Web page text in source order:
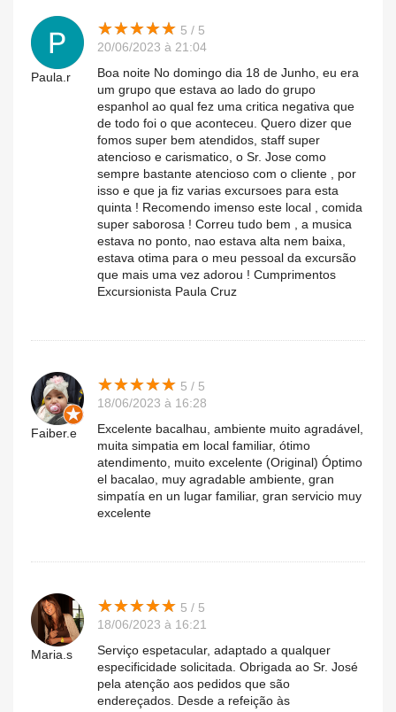
Paula.r
★★★★★
★★★★★ 5 / 5
20/06/2023 à 21:04
Boa noite No domingo dia 18 de Junho, eu era
um grupo que estava ao lado do grupo
espanhol ao qual fez uma critica negativa que
de todo foi o que aconteceu. Quero dizer que
fomos super bem atendidos, staff super
atencioso e carismatico, o Sr. Jose como
sempre bastante atencioso com o cliente , por
isso e que ja fiz varias excursoes para esta
quinta ! Recomendo imenso este local , comida
super saborosa ! Correu tudo bem , a musica
estava no ponto, nao estava alta nem baixa,
estava otima para o meu pessoal da excursão
que mais uma vez adorou ! Cumprimentos
Excursionista Paula Cruz
Faiber.e
★★★★★
★★★★★ 5 / 5
18/06/2023 à 16:28
Excelente bacalhau, ambiente muito agradável,
muita simpatia em local familiar, ótimo
atendimento, muito excelente (Original) Óptimo
el bacalao, muy agradable ambiente, gran
simpatía en un lugar familiar, gran servicio muy
excelente
Maria.s
★★★★★
★★★★★ 5 / 5
18/06/2023 à 16:21
Serviço espetacular, adaptado a qualquer
especificidade solicitada. Obrigada ao Sr. José
pela atenção aos pedidos que são
endereçados. Desde a refeição às